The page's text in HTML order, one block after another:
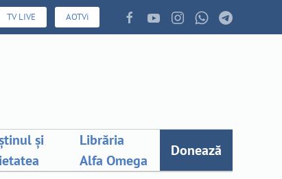
TV LIVE AOTVi
și
Librăria
Alfa Omega
Donează